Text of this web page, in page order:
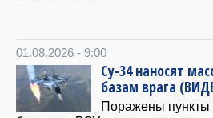
01.08.2026 - 9:00
Су-34 наносят
базам врага
Поражены пункты